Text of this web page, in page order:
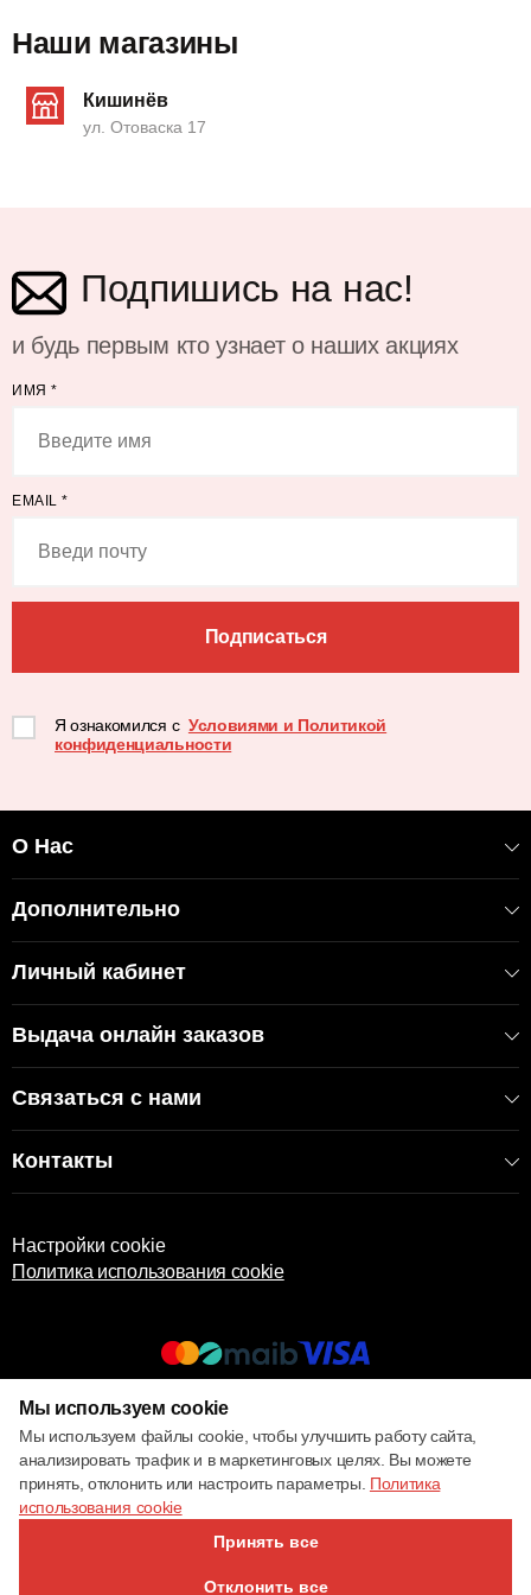
Наши магазины
Кишинёв
ул. Отоваска 17
Подпишись на нас!
и будь первым кто узнает о наших акциях
ИМЯ *
EMAIL *
Подписаться
Я ознакомился с Условиями и Политикой
конфиденциальности
О Нас
Дополнительно
Личный кабинет
Выдача онлайн заказов
Связаться с нами
Контакты
Настройки cookie
Политика использования cookie
© 2017 – 2026 ECOM
Мы используем cookie
Мы используем файлы cookie, чтобы улучшить работу сайта,
анализировать трафик и в маркетинговых целях. Вы можете
принять, отклонить или настроить параметры. Политика
использования cookie
Принять все
Отклонить все